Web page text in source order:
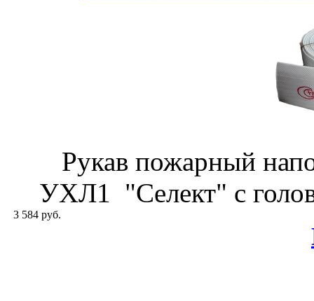
Рукав пожарный
УХЛ1 "Селект" с
3 584 руб.